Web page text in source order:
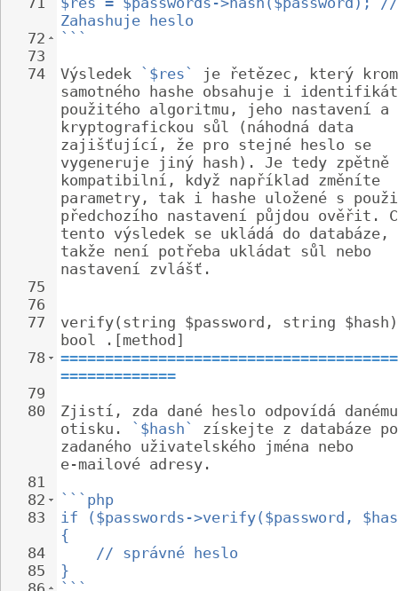
72
73
74
75
76
77
78
79
80
81
82
83
84
85
Zahashuje heslo
```
Výsledek
`$res`
je řetězec, který
samotného hashe obsahuje i
použitého algoritmu, jeho nastavení a
kryptografickou sůl (náhodná data
zajišťující, že pro stejné heslo se
vygeneruje jiný hash). Je tedy zpětně
kompatibilní, když například změníte
parametry, tak i hashe uložené s
předchozího nastavení půjdou ověřit.
tento výsledek se ukládá do databáze,
takže není potřeba ukládat sůl nebo
nastavení zvlášť.
verify(string $password, string
bool .[method]
=============
Zjistí, zda dané heslo odpovídá
otisku.
`$hash`
získejte z databáze
zadaného uživatelského jména nebo
e-mailové adresy.
```php
if ($passwords->verify($password,
{
// správné heslo
}